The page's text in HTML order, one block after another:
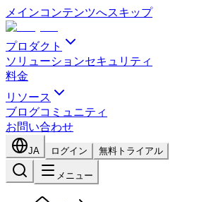
メインコンテンツへスキップ
プロダクト
ソリューションセキュリティ
料金
リソース
ブログコミュニティ
お問い合わせ
JA ログイン 無料トライアル
メニュー